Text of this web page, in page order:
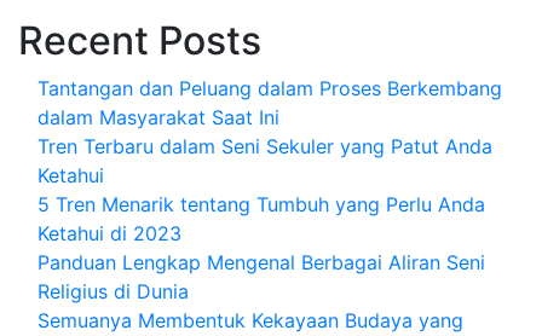
Recent Posts
Tantangan dan Peluang dalam Proses Berkembang
dalam Masyarakat Saat Ini
Tren Terbaru dalam Seni Sekuler yang Patut Anda
Ketahui
5 Tren Menarik tentang Tumbuh yang Perlu Anda
Ketahui di 2023
Panduan Lengkap Mengenal Berbagai Aliran Seni
Religius di Dunia
Semuanya Membentuk Kekayaan Budaya yang